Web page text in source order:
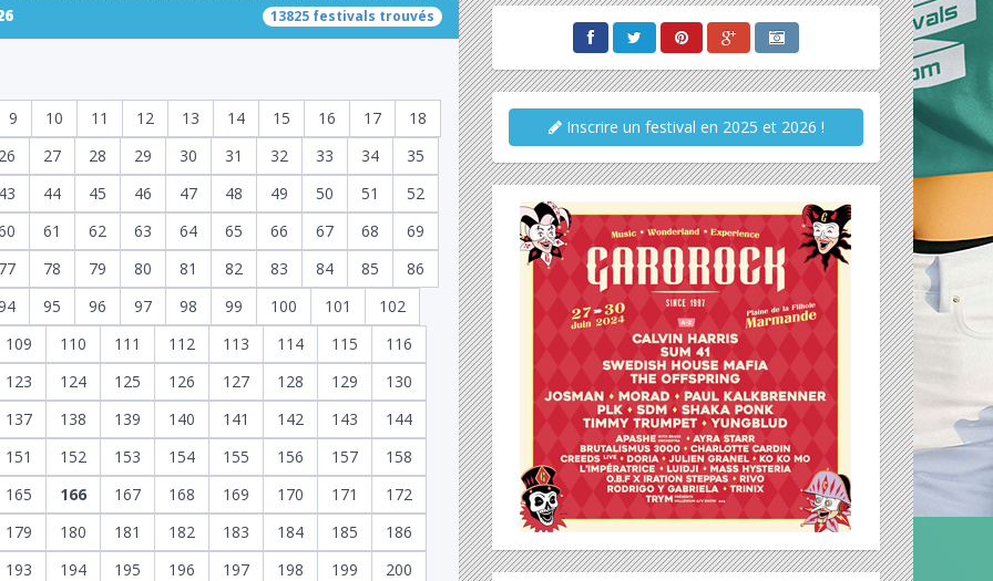
13825 festivals trouvés
9 10 11 12 13 14 15 16 17
18
27 28 29 30 31 32 33 34
35
44 45 46 47 48 49 50 51
52
61 62 63 64 65 66 67 68
69
78 79 80 81 82 83 84 85
86
95 96 97 98 99 100 101
102
109
110 111 112 113 114 115
116
123
124 125 126 127 128 129
130
137
138 139 140 141 142 143
144
151
152 153 154 155 156 157
158
165
166 167 168 169 170 171
172
179
180 181 182 183 184 185
186
193
194 195 196 197 198 199
200
Inscrire un festival en 2025 et 2026 !